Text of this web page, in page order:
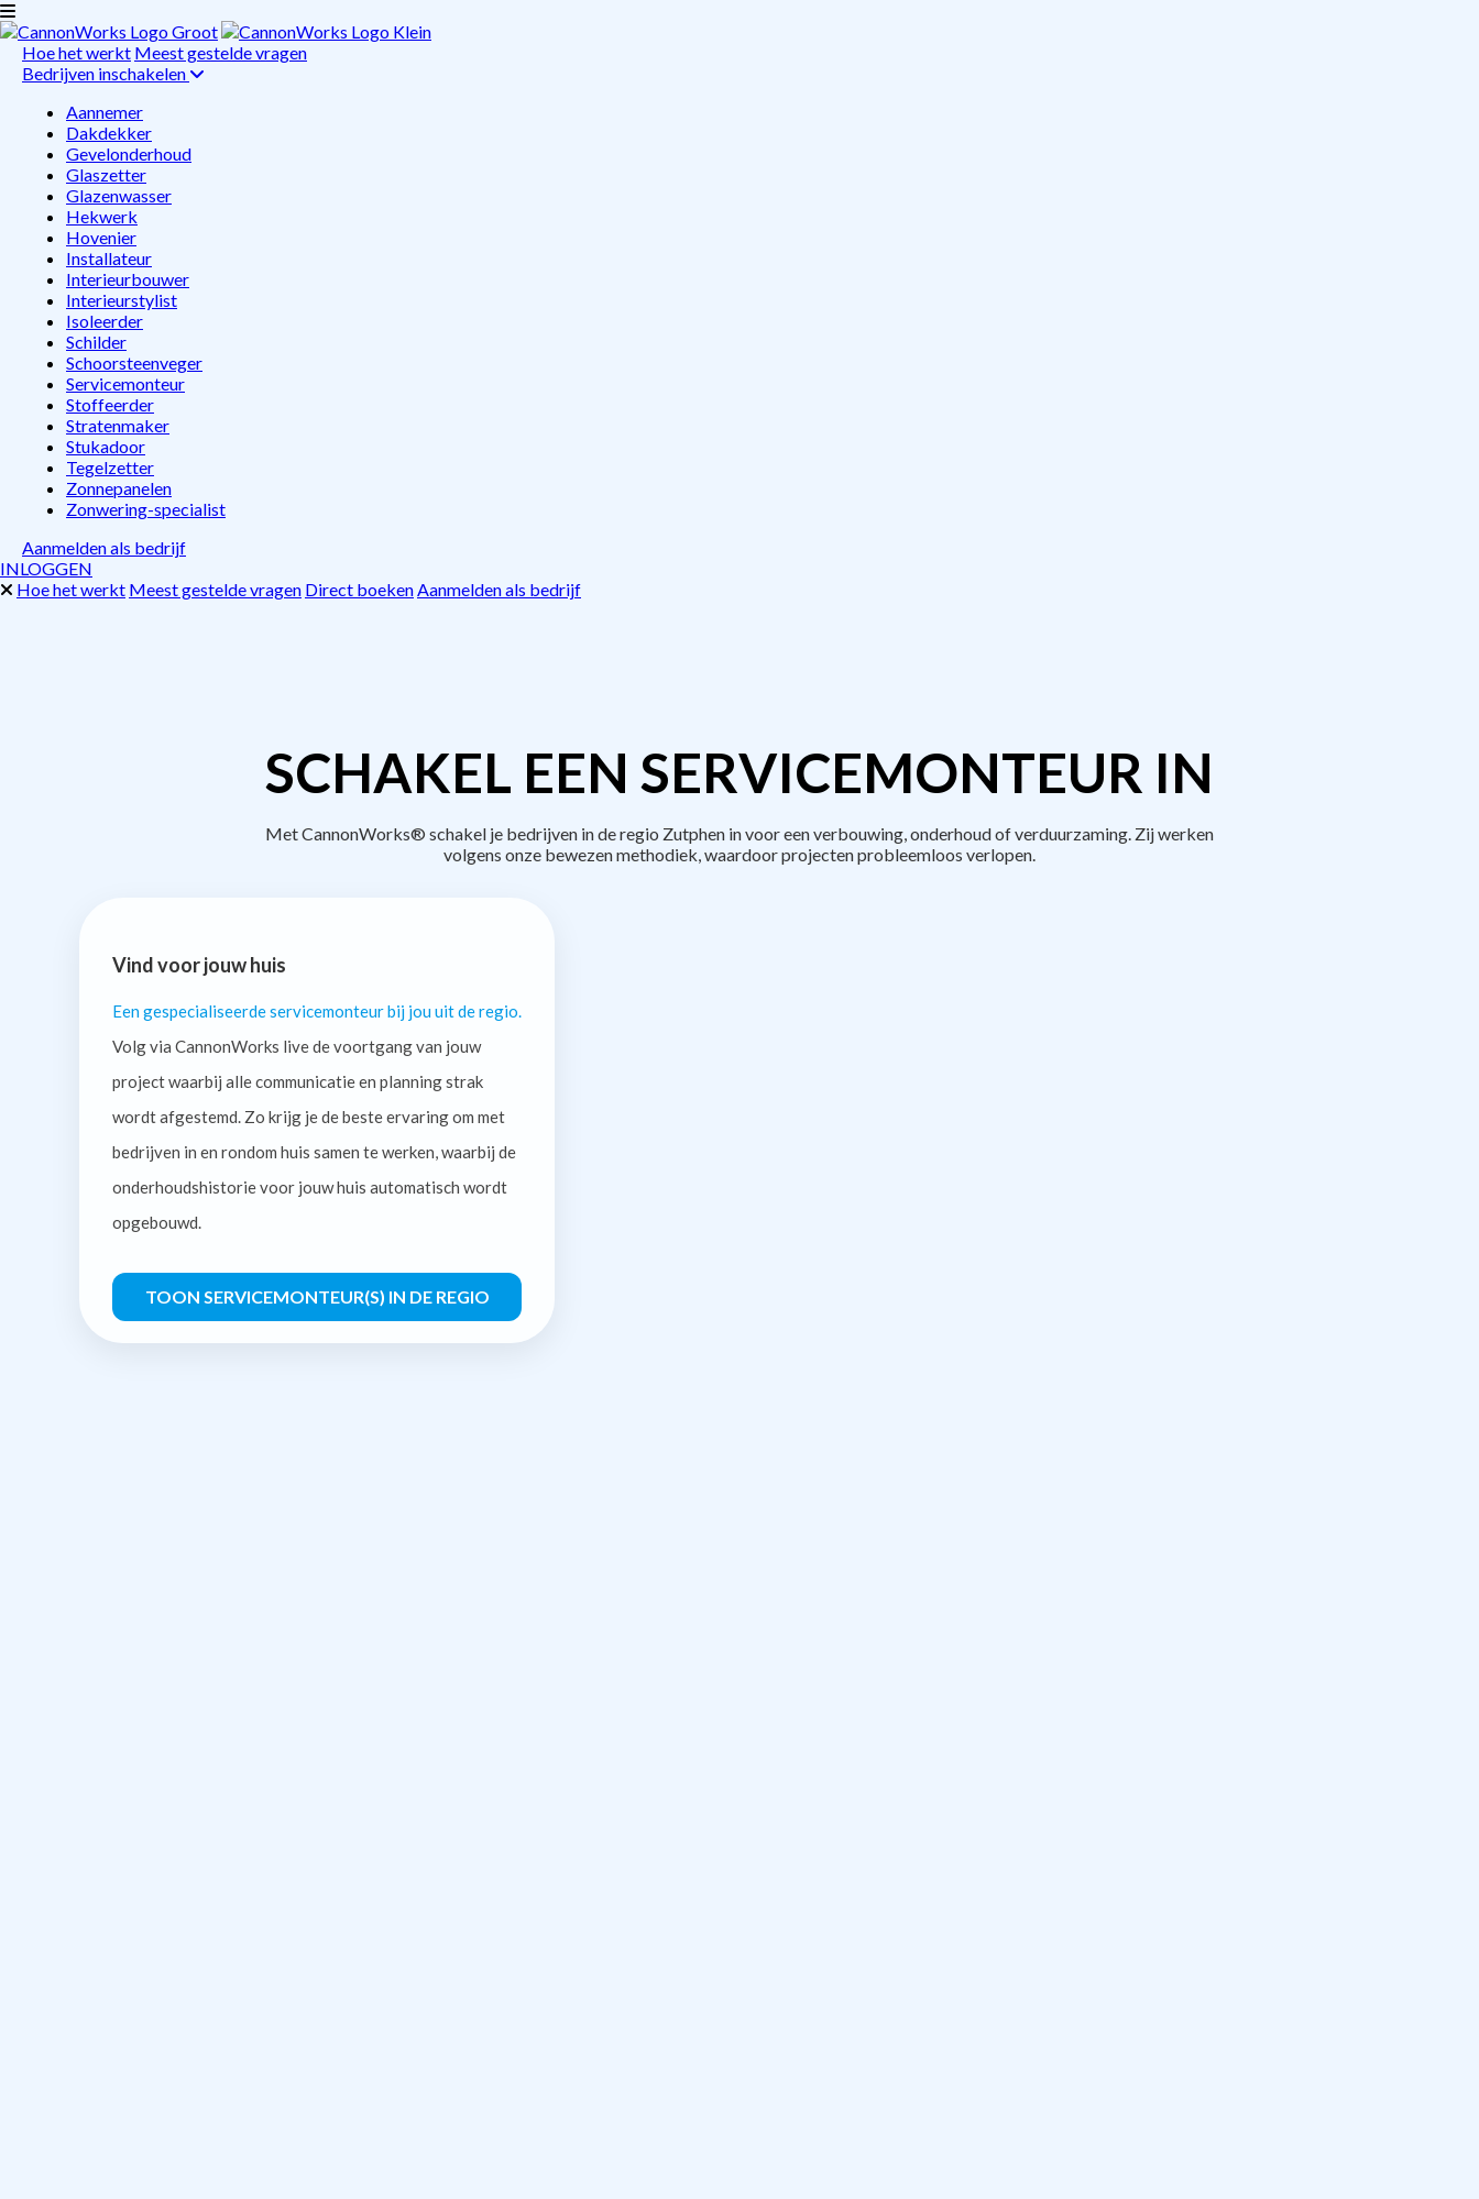
Hoe het werkt Meest gestelde vragen
Bedrijven inschakelen
Aannemer
Dakdekker
Gevelonderhoud
Glaszetter
Glazenwasser
Hekwerk
Hovenier
Installateur
Interieurbouwer
Interieurstylist
Isoleerder
Schilder
Schoorsteenveger
Servicemonteur
Stoffeerder
Stratenmaker
Stukadoor
Tegelzetter
Zonnepanelen
Zonwering-specialist
Aanmelden als bedrijf
INLOGGEN
Hoe het werkt Meest gestelde vragen Direct boekenAanmelden als bedrijf
SCHAKEL EEN SERVICEMONTEUR IN
Met CannonWorks® schakel je bedrijven in de regio Zutphen in voor een verbouwing, onderhoud of verduurzaming. Zij werken
volgens onze bewezen methodiek, waardoor projecten probleemloos verlopen.
Vind voor jouw huis
Een gespecialiseerde servicemonteur bij jou uit de regio.
Volg via CannonWorks live de voortgang van jouw
project waarbij alle communicatie en planning strak
wordt afgestemd. Zo krijg je de beste ervaring om met
bedrijven in en rondom huis samen te werken, waarbij de
onderhoudshistorie voor jouw huis automatisch wordt
opgebouwd.
TOON SERVICEMONTEUR(S) IN DE REGIO